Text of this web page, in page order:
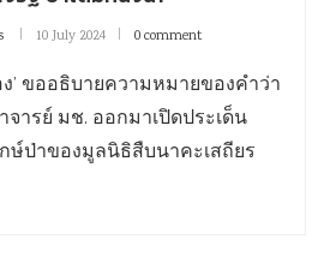
10 July 2024 0 comment
’ ขออธิบายความหมายของคำว่า
จารย์ มช. ออกมาเปิดประเด็น
ษ์ป่าของมูลนิธิสืบนาคะเสถียร